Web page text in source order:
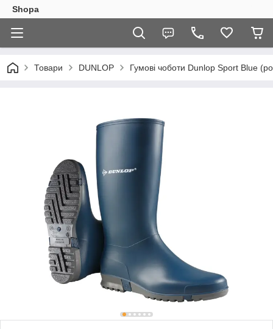
Shopa
Товари DUNLOP Гумові чоботи Dunlop Sport Blue